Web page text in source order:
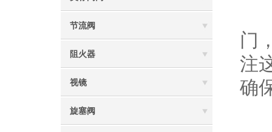
节流阀
阻火器
视镜
旋塞阀
门
注
确